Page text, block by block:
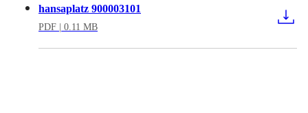
hansaplatz 900003101
PDF | 0.11 MB